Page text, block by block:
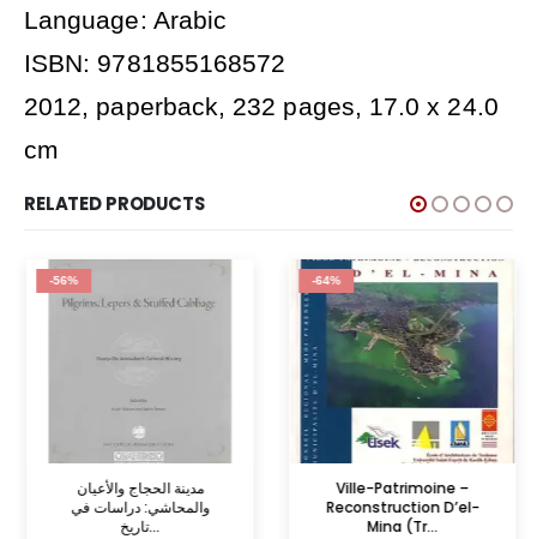
Language: Arabic
ISBN: 9781855168572
2012, paperback, 232 pages, 17.0 x 24.0
cm
RELATED PRODUCTS
-56%
مدينة الحجاج والأعيان
والمحاشي: دراسات في
تاريخ...
-64%
Ville-Patrimoine –
Reconstruction D’el-
Mina (Tr...